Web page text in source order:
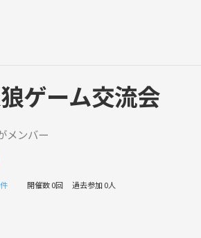
ゲーム交流会
メンバー
開催数 0回 過去参加 0人